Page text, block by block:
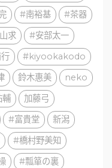
#南裕基
#茶器
求
#安部太一
#kiyookakodo
鈴木惠美
neko
輔
加藤弓
#富貴堂
新潟
#橋村野美知
#瓢箪の裏